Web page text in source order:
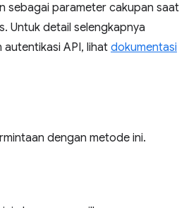
sebagai parameter cakupan saat
Untuk detail selengkapnya
API, lihatdokumentasi
dengan metode ini.